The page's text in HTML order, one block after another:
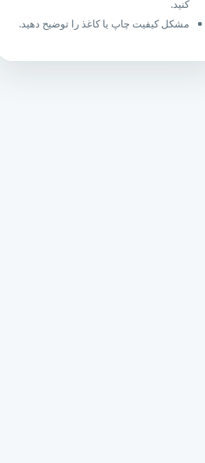
کنید.
مشکل کیفیت چاپ یا کاغذ را توضیح دهید.